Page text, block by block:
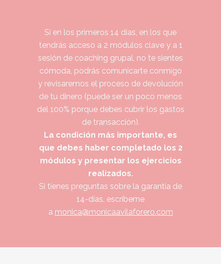
Si en los primeros 14 días, en los que
tendrás acceso a 2 módulos clave y a 1
sesión de coaching grupal, no te sientes
cómoda, podrás comunicarte conmigo
y revisaremos el proceso de devolución
de tu dinero (puede ser un poco menos
del 100% porque debes cubrir los gastos
de transacción).
La condición más importante, es
que debes haber completado los 2
módulos y presentar los ejercicios
realizados.
Si tienes preguntas sobre la garantía de
14-días, escríbeme
a monica@monicaavilaforero.com